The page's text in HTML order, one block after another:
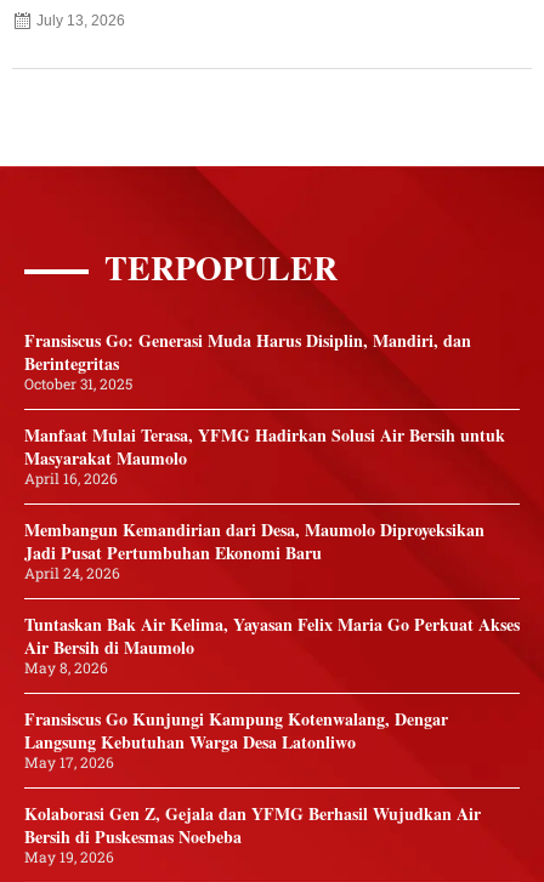
July 13, 2026
TERPOPULER
Fransiscus Go: Generasi Muda Harus Disiplin, Mandiri, dan
Berintegritas
October 31, 2025
Manfaat Mulai Terasa, YFMG Hadirkan Solusi Air Bersih untuk
Masyarakat Maumolo
April 16, 2026
Membangun Kemandirian dari Desa, Maumolo Diproyeksikan
Jadi Pusat Pertumbuhan Ekonomi Baru
April 24, 2026
Tuntaskan Bak Air Kelima, Yayasan Felix Maria Go Perkuat Akses
Air Bersih di Maumolo
May 8, 2026
Fransiscus Go Kunjungi Kampung Kotenwalang, Dengar
Langsung Kebutuhan Warga Desa Latonliwo
May 17, 2026
Kolaborasi Gen Z, Gejala dan YFMG Berhasil Wujudkan Air
Bersih di Puskesmas Noebeba
May 19, 2026